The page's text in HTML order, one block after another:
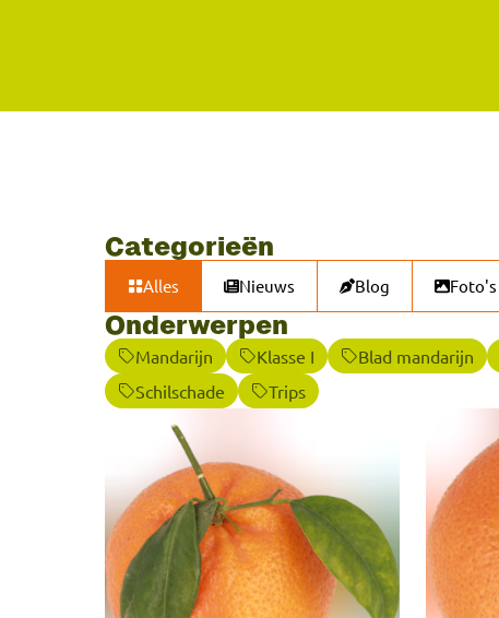
Categorieën
Alles Nieuws Blog Foto's
Onderwerpen
Mandarijn Klasse I Blad mandarijn
Schilschade
Trips